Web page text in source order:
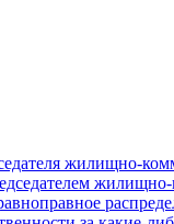
жилищно-